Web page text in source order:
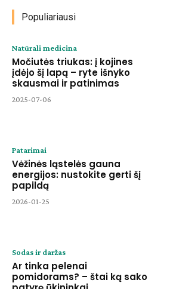
Populiariausi
Natūrali medicina
Močiutės triukas: į kojines
įdėjo šį lapą – ryte išnyko
skausmai ir patinimas
2025-07-06
Patarimai
Vėžinės ląstelės gauna
energijos: nustokite gerti šį
papildą
2026-01-25
Sodas ir daržas
Ar tinka pelenai
pomidorams? – štai ką sako